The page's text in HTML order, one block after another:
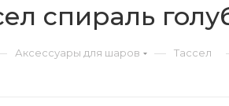
спираль
Аксессуары для шаров — Тассел